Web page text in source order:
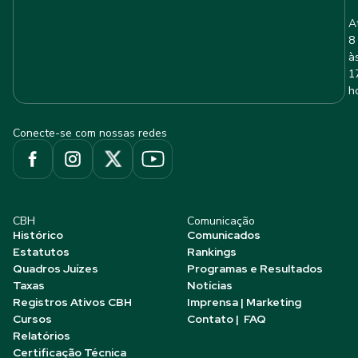
8
Conecte-se com nossas redes
CBH
Histórico
Estatutos
Quadros Juízes
Taxas
Registros Ativos CBH
Cursos
Relatórios
Certificação Técnica
Comunicação
Comunicados
Rankings
Programas e Resultados
Notícias
Imprensa | Marketing
Contato | FAQ